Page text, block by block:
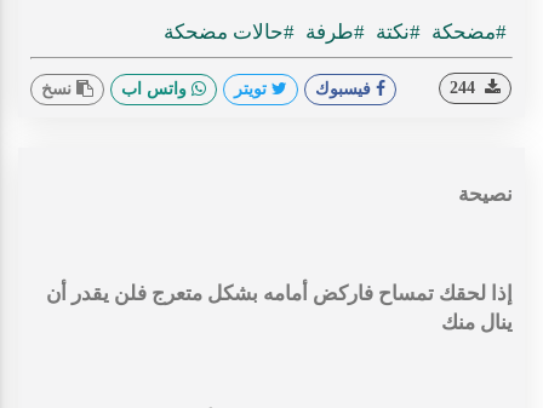
#مضحكة #نكتة #طرفة #حالات مضحكة
فيسبوك تويتر واتس اب نسخ
نصيحة
إذا لحقك تمساح فاركض أمامه بشكل متعرج فلن يقدر أن
ينال منك